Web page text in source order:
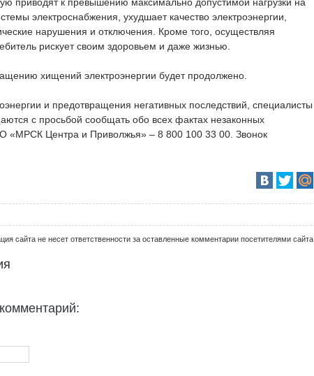
электроснабжения, ухудшает качество электроэнергии,
нарушения и отключения. Кроме того, осуществляя
рискует своим здоровьем и даже жизнью.
хищений электроэнергии будет продолжено.
и предотвращения негативных последствий, специалисты
с просьбой сообщать обо всех фактах незаконных
«МРСК Центра и Приволжья» – 8 800 100 33 00. Звонок
сайта не несет ответственности за оставленные комментарии посетителями сайта.